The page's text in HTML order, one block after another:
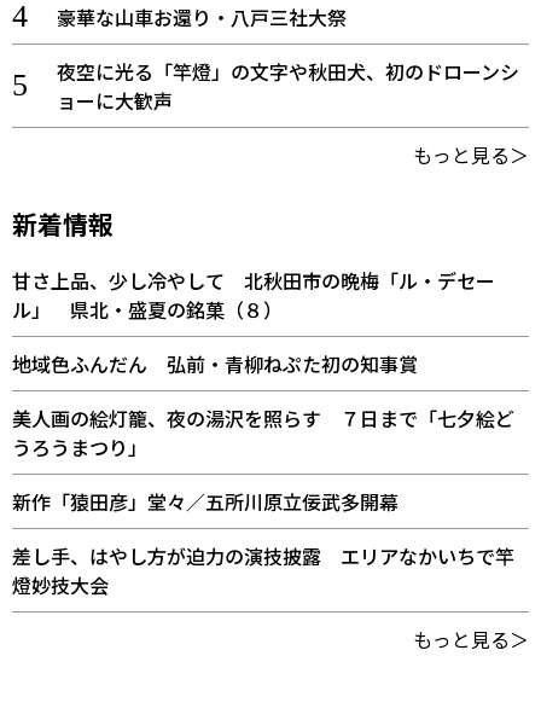
豪華な山車お還り・八戸三社大祭
夜空に光る「竿燈」の文字や秋田犬、初のドローンシ
ョーに大歓声
もっと見る＞
新着情報
甘さ上品、少し冷やして 北秋田市の晩梅「ル・デセー
ル」 県北・盛夏の銘菓（８）
地域色ふんだん 弘前・青柳ねぷた初の知事賞
美人画の絵灯籠、夜の湯沢を照らす ７日まで「七夕絵ど
うろうまつり」
新作「猿田彦」堂々／五所川原立佞武多開幕
差し手、はやし方が迫力の演技披露 エリアなかいちで竿
燈妙技大会
もっと見る＞